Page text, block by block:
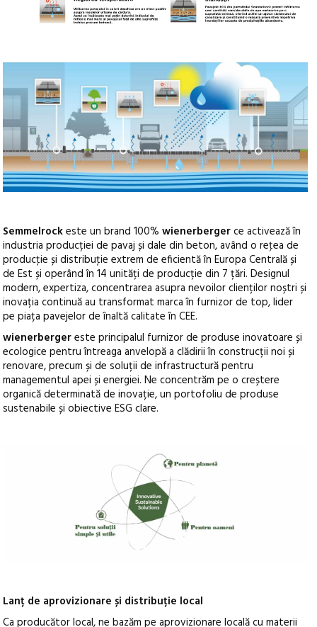
Semmelrockeste un brand 100%wienerbergerce activează în
industria producției de pavaj și dale din beton, având o reţea de
producţie și distribuţie extrem de eficientă în Europa Centrală și
de Est și operând în 14 unități de producție din 7 țări. Designul
modern, expertiza, concentrarea asupra nevoilor clienților noștri și
inovația continuă au transformat marca în furnizor de top, lider
pe piața pavejelor de înaltă calitate în CEE.
wienerbergereste principalul furnizor de produse inovatoare și
ecologice pentru întreaga anvelopă a clădirii în construcții noi și
renovare, precum și de soluții de infrastructură pentru
managementul apei și energiei. Ne concentrăm pe o creștere
organică determinată de inovație, un portofoliu de produse
sustenabile și obiective ESG clare.
Lanț de aprovizionare și distribuție local
Ca producător local, ne bazăm pe aprovizionare locală cu materii